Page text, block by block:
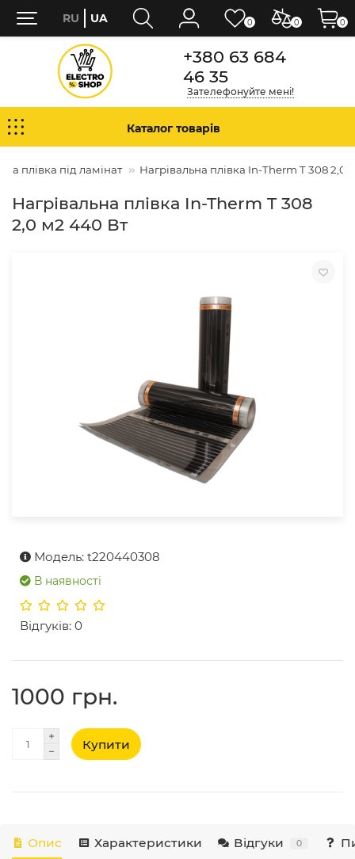
+380 63 684
46 35
Зателефонуйте мені!
Каталог товарів
плівка під ламінат Нагрівальна плівка In-Therm T 308 2,0
Нагрівальна плівка In-Therm T 308
2,0 м2 440 Вт
Модель: t220440308
В наявності
Відгуків: 0
1000 грн.
Купити
Опис Характеристики Відгуки 0
0 0
RU UA 0